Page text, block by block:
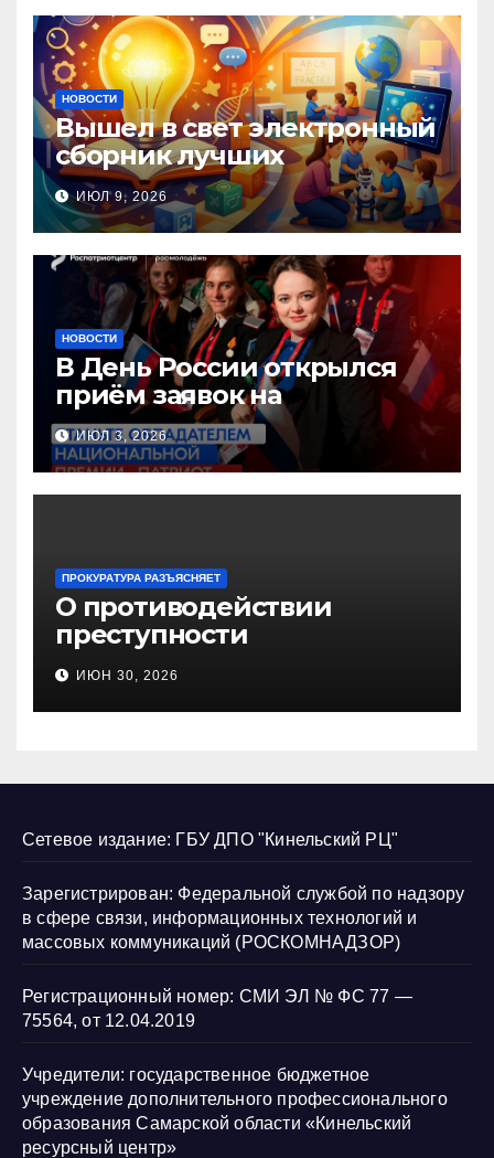
НОВОСТИ
Вышел в свет электронный
сборник лучших
инновационных практик
педагогов дошкольного
образования!
ИЮЛ 9, 2026
НОВОСТИ
В День России открылся
приём заявок на
Национальную премию
«Патриот»
ИЮЛ 3, 2026
ПРОКУРАТУРА РАЗЪЯСНЯЕТ
О противодействии
преступности
несовершеннолетних и
нарушению их прав
ИЮН 30, 2026
Сетевое издание: ГБУ ДПО "Кинельский РЦ"
Зарегистрирован: Федеральной службой по надзору
в сфере связи, информационных технологий и
массовых коммуникаций (РОСКОМНАДЗОР)
Регистрационный номер: СМИ ЭЛ № ФС 77 —
75564, от 12.04.2019
Учредители: государственное бюджетное
учреждение дополнительного профессионального
образования Самарской области «Кинельский
ресурсный центр»